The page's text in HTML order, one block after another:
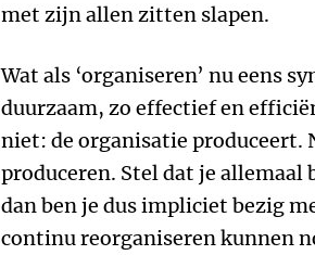
met zijn allen zitten slapen.
Wat als ‘organiseren’ nu eens
duurzaam, zo effectief en
niet: de organisatie produceert.
produceren. Stel dat je allemaal
dan ben je dus impliciet bezig
continu reorganiseren kunnen